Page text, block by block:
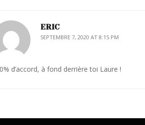
ERIC
SEPTEMBRE 7, 2020 AT 8:15 PM
d’accord, à fond derrière toi Laure !